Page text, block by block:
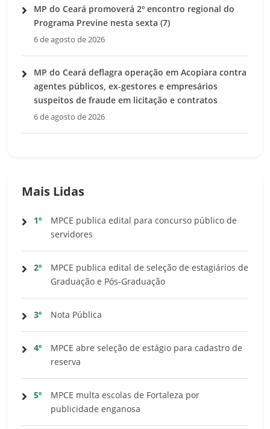
MP do Ceará promoverá 2º encontro regional do
Programa Previne nesta sexta (7)
6 de agosto de 2026
MP do Ceará deflagra operação em Acopiara contra
agentes públicos, ex-gestores e empresários
suspeitos de fraude em licitação e contratos
6 de agosto de 2026
Mais Lidas
1º
MPCE publica edital para concurso público de
servidores
2º
MPCE publica edital de seleção de estagiários de
Graduação e Pós-Graduação
3º Nota Pública
4º
MPCE abre seleção de estágio para cadastro de
reserva
5º
MPCE multa escolas de Fortaleza por
publicidade enganosa